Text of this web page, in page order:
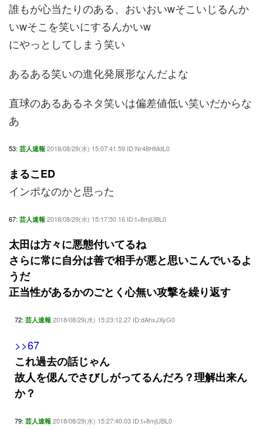
誰もが心当たりのある、おいおいwそこいじるんか
いwそこを笑いにするんかいw
にやっとしてしまう笑い
あるある笑いの進化発展形なんだよな
直球のあるあるネタ笑いは偏差値低い笑いだからな
あ
53: 芸人速報 2018/08/29(水) 15:07:41.59 ID:Nr48HMdL0
まるこED
インポなのかと思った
67: 芸人速報 2018/08/29(水) 15:17:50.16 ID:t+8mjUBL0
太田は方々に悪態付いてるね
さらに常に自分は善で相手が悪と思いこんでいるよ
うだ
正当性があるかのごとく心無い攻撃を繰り返す
72: 芸人速報 2018/08/29(水) 15:23:12.27 ID:dAhxJXyG0
>>67
これ過去の話じゃん
故人を偲んでさびしがってるんだろ？理解出来ん
か？
79: 芸人速報 2018/08/29(水) 15:27:40.03 ID:t+8mjUBL0